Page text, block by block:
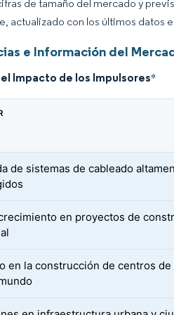
de tamaño del mercado y
actualizado con los últimos datos
e Información del
Impacto de los Impulsores*
de sistemas de cableado
en proyectos de
en la construcción de centros de